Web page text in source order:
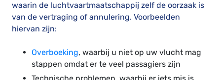
waarin de luchtvaartmaatschappij zelf de oorzaak is
van de vertraging of annulering. Voorbeelden
hiervan zijn:
Overboeking, waarbij u niet op uw vlucht mag
stappen omdat er te veel passagiers zijn